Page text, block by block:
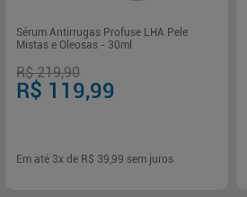
Sérum Antirrugas Profuse LHA Pele
Mistas e Oleosas - 30ml
R$ 219,90
R$ 119,99
Em até 3x de R$ 39,99 sem juros